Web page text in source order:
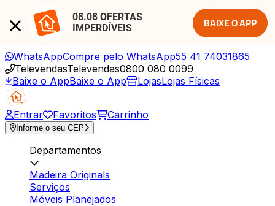
08.08 OFERTAS
IMPERDÍVEIS
BAIXE O APP
WhatsAppCompre pelo WhatsApp55 41 74031865
TelevendasTelevendas0800 080 0099
Baixe o AppBaixe o App LojasLojas Físicas
Entrar Favoritos Carrinho
Informe o seu CEP
Departamentos
Madeira Originals
Serviços
Móveis Planejados